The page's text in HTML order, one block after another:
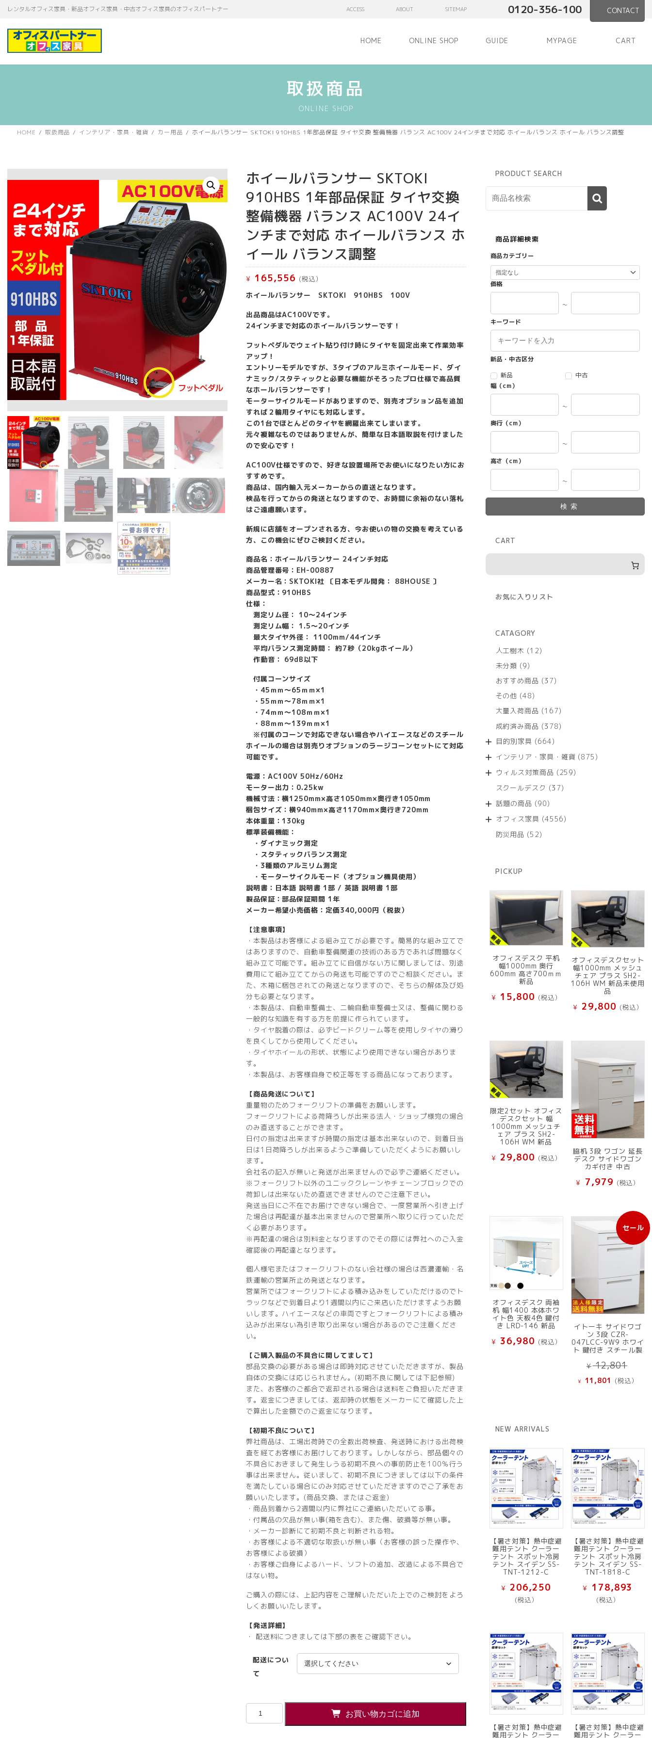
テ
ゲ
レンタルオフィス家具・新品オフィス家具・中古オフィス家具のオフィスパートナー ACCESS ABOUT SITEMAP 0120-356-100 CONTACT
HOME ONLINE SHOP GUIDE MYPAGE CART
取扱商品
ONLINE SHOP
HOME 取扱商品 インテリア・家具・雑貨 カー用品 ホイールバランサー SKTOKI 910HBS 1年部品保証 タイヤ交換 整備機器 バランス AC100V 24インチまで対応 ホイールバランス ホイール バランス調整
ホイールバランサー SKTOKI
910HBS 1年部品保証 タイヤ交換
整備機器 バランス AC100V 24イ
ンチまで対応 ホイールバランス ホ
イール バランス調整
¥ 165,556 (税込）
ホイールバランサー SKTOKI 910HBS 100V
出品商品はAC100Vです。
24インチまで対応のホイールバランサーです！
フットペダルでウェイト貼り付け時にタイヤを固定出来て作業効率
アップ！
エントリーモデルですが、3タイプのアルミホイールモード、ダイ
ナミック/スタティックと必要な機能がそろったプロ仕様で高品質
なホールバランサーです！
モーターサイクルモードがありますので、別売オプション品を追加
すれば２輪用タイヤにも対応します。
この1台でほとんどのタイヤを網羅出来てしまいます。
元々複雑なものではありませんが、簡単な日本語取説を付けました
ので安心です！
AC100V仕様ですので、好きな設置場所でお使いになりたい方にお
すすめです。
商品は、国内輸入元メーカーからの直送となります。
検品を行ってからの発送となりますので、お時間に余裕のない落札
はご遠慮願います。
新規に店舗をオープンされる方、今お使いの物の交換を考えている
方、この機会にぜひご検討ください。
商品名：ホイールバランサー 24インチ対応
商品管理番号：EH-00887
メーカー名：SKTOKI社 〔日本モデル開発： 88HOUSE 〕
商品型式：910HBS
仕様：
測定リム径： 10〜24インチ
測定リム幅： 1.5〜20インチ
最大タイヤ外径： 1100mm/44インチ
平均バランス測定時間： 約7秒（20kgホイール）
作動音： 69dB以下
付属コーンサイズ
・45ｍｍ〜65ｍｍ×1
・55ｍｍ〜78ｍｍ×1
・74ｍｍ〜108ｍｍ×1
・88ｍｍ〜139ｍｍ×1
※付属のコーンで対応できない場合やハイエースなどのスチール
ホイールの場合は別売りオプションのラージコーンセットにて対応
可能です。
電源：AC100V 50Hz/60Hz
モーター出力：0.25kw
機械寸法：横1250mm×高さ1050mm×奥行き1050mm
梱包サイズ：横940mm×高さ1170mm×奥行き720mm
本体重量：130kg
標準装備機能：
・ダイナミック測定
・スタティックバランス測定
・3種類のアルミリム測定
・モーターサイクルモード（オプション機具使用）
説明書：日本語 説明書 1部 / 英語 説明書 1部
製品保証：部品保証期間 1年
メーカー希望小売価格：定価340,000円（税抜）
【注意事項】
・本製品はお客様による組み立てが必要です。簡易的な組み立てで
はありますので、自動車整備関連の技術のある方であれば問題なく
組み立て可能です。組み立てに自信がない方に関しましては、別途
費用にて組み立ててからの発送も可能ですのでご相談ください。ま
た、木箱に梱包されての発送となりますので、そちらの解体及び処
分も必要となります。
・本製品は、自動車整備士、二輪自動車整備士又は、整備に関わる
一般的な知識を有する方を前提に作られています。
・タイヤ脱着の際は、必ずビードクリーム等を使用しタイヤの滑り
を良くしてから使用してください。
・タイヤホイールの形状、状態により使用できない場合がありま
す。
・本製品は、お客様自身で校正等をする商品になっております。
【商品発送について】
重量物のためフォークリフトの準備をお願いします。
フォークリフトによる荷降ろしが出来る法人・ショップ様宛の場合
のみ直送することができます。
日付の指定は出来ますが時間の指定は基本出来ないので、到着日当
日は1日荷降ろしが出来るようご準備していただくようにお願いし
ます。
会社名の記入が無いと発送が出来ませんので必ずご連絡ください。
※フォークリフト以外のユニッククレーンやチェーンブロックでの
荷卸しは出来ないため直送できませんのでご注意下さい。
発送当日にご不在でお届けできない場合で、一度営業所へ引き上げ
た場合は再配達が基本出来ませんので営業所へ取りに行っていただ
く必要があります。
※再配達の場合は別料金となりますのでその際には弊社へのご入金
確認後の再配達となります。
個人様宅またはフォークリフトのない会社様の場合は西濃運輸・名
鉄運輸の営業所止め発送となります。
営業所ではフォークリフトによる積み込みをしていただけるのでト
ラックなどで到着日より1週間以内にご来店いただけますようお願
いします。ハイエースなどの車両ですとフォークリフトによる積み
込みが出来ない為引き取り出来ない場合があるのでご注意くださ
い。
【ご購入製品の不具合に関してまして】
部品交換の必要がある場合は即時対応させていただきますが、製品
自体の交換には応じられません。(初期不良に関しては下記参照)
また、お客様のご都合で返却される場合は送料をご負担いただきま
す。返金につきましては、返却時の状態をメーカーにて確認した上
で算出した金額でのご返金になります。
【初期不良について】
弊社商品は、工場出荷時での全数出荷検査、発送時における出荷検
査を経てお客様にお届けしております。しかしながら、部品個々の
不具合におきまして発生しうる初期不良への事前防止を100％行う
事は出来ません。従いまして、初期不良につきましては以下の条件
を満たしている場合にのみ対応させていただきますのでご了承をお
願いいたします。(商品交換、またはご返金)
・商品到着から2週間以内に弊社にご連絡いただいてる事。
・付属品の欠品が無い事(箱を含む)、また傷、破損等が無い事。
・メーカー診断にて初期不良と判断される物。
・お客様による不適切な取扱いが無い事（お客様の誤った操作や、
お客様による破損）
・お客様ご自身によるハード、ソフトの追加、改造による不具合で
はない物。
ご購入の際には、上記内容をご理解いただいた上でのご検討をよろ
しくお願いいたします。
【発送詳細】
・ 配送料につきましては下部の表をご確認下さい。
配送につい
て
ホ
お買い物カゴに追加
PRODUCT SEARCH
商品詳細検索
商品カテゴリー
価格
～
キーワード
新品・中古区分
新品
中古
幅（cm）
～
奥行（cm）
～
高さ（cm）
～
検索
CART
お気に入りリスト
CATAGORY
人工樹木
1212
商
未分類 99
の
商
おすすめ商品 3737
商
その他 4848
の
商
大量入荷商品 167167
の
成約済み商品 378378
商
目的別家具 664664
の
商
インテリア・家具・雑貨 875875
ウィルス対策商品 259259
スクールデスク 3737
商
話題の商品 9090
の
オフィス家具 45564556
防災用品 5252
PICKUP
オフィスデスク 平机
幅1000mm 奥行
600mm 高さ700ｍｍ
新品
¥ 15,800 (税込）
オフィスデスクセット
幅1000mm メッシュ
チェア プラス SH2-
106H WM 新品未使用
品
¥ 29,800 (税込）
限定2セット オフィス
デスクセット 幅
1000mm メッシュチ
ェア プラス SH2-
106H WM 新品
¥ 29,800 (税込）
脇机 3段 ワゴン 延長
デスク サイドワゴン
カギ付き 中古
¥ 7,979 (税込）
オフィスデスク 両袖
机 幅1400 本体ホワ
イト色 天板4色 鍵付
き LRD-146 新品
¥ 36,980 (税込）
セール
販
売
中
品
イトーキ サイドワゴ
ン 3段 CZR-
047LCC-9W9 ホワイ
ト 鍵付き スチール製
¥12,801
の
価
¥ 11,801 現
す。
(税込）
NEW ARRIVALS
【暑さ対策】熱中症避
難用テント クーラー
テント スポット冷房
テント スイデン SS-
TNT-1212-C
¥ 206,250
(税込）
【暑さ対策】熱中症避
難用テント クーラー
テント スポット冷房
テント スイデン SS-
TNT-1818-C
¥ 178,893
(税込）
【暑さ対策】熱中症避
難用テント クーラー
【暑さ対策】熱中症避
難用テント クーラー